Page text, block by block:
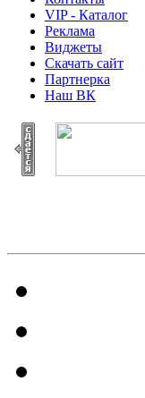
VIP - Каталог
Реклама
Виджеты
Скачать сайт
Партнерка
Наш ВК